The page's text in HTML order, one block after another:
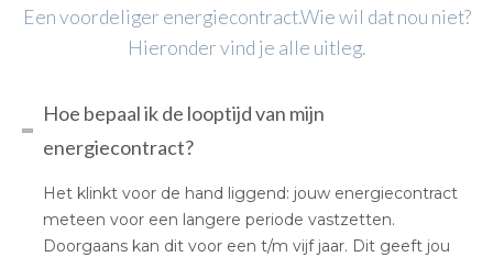
Een voordeliger energiecontract.Wie wil dat nou niet?
Hieronder vind je alle uitleg.
Hoe bepaal ik de looptijd van mijn
energiecontract?
Het klinkt voor de hand liggend: jouw energiecontract
meteen voor een langere periode vastzetten.
Doorgaans kan dit voor een t/m vijf jaar. Dit geeft jou